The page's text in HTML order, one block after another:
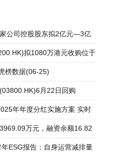
公司控股股东拟2亿元—3亿
速读 拟1080万港元收购位于
榜数据(06-25)
月22日回购
万港元
年年度分红实施方案 实时
万元，融资余额16.82
ESG报告：自身运营减排量